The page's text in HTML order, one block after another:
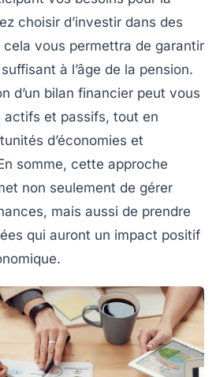
choisir d’investir dans des
cela vous permettra de garantir
à l’âge de la pension.
d’un bilan financier peut vous
actifs et passifs, tout en
d’économies et
somme, cette approche
non seulement de gérer
mais aussi de prendre
qui auront un impact positif